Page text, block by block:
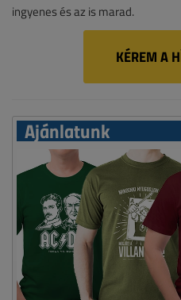
ingyenes és az is marad.
KÉREM A
Ajánlatunk